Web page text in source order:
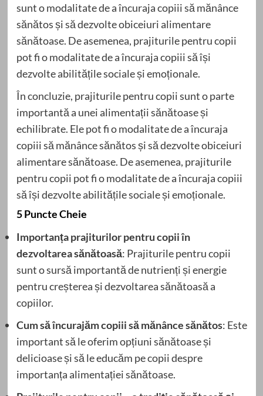
sunt o modalitate de a încuraja copiii să mănânce
sănătos și să dezvolte obiceiuri alimentare
sănătoase. De asemenea, prajiturile pentru copii
pot fi o modalitate de a încuraja copiii să își
dezvolte abilitățile sociale și emoționale.
În concluzie, prajiturile pentru copii sunt o parte
importantă a unei alimentații sănătoase și
echilibrate. Ele pot fi o modalitate de a încuraja
copiii să mănânce sănătos și să dezvolte obiceiuri
alimentare sănătoase. De asemenea, prajiturile
pentru copii pot fi o modalitate de a încuraja copiii
să își dezvolte abilitățile sociale și emoționale.
5 Puncte Cheie
Importanța prajiturilor pentru copii în
dezvoltarea sănătoasă: Prajiturile pentru copii
sunt o sursă importantă de nutrienți și energie
pentru creșterea și dezvoltarea sănătoasă a
copiilor.
Cum să încurajăm copiii să mănânce sănătos: Este
important să le oferim opțiuni sănătoase și
delicioase și să le educăm pe copii despre
importanța alimentației sănătoase.